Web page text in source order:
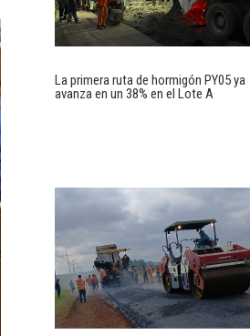
La primera ruta de hormigón PY05 ya
avanza en un 38% en el Lote A